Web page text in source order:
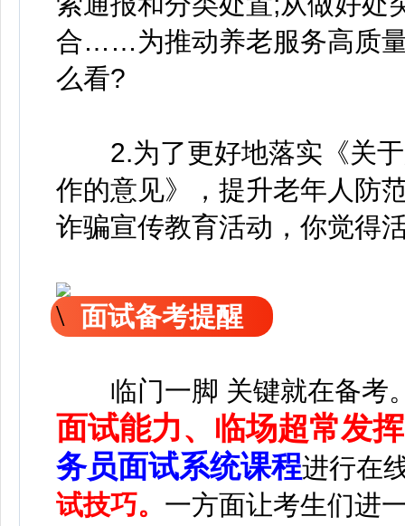
合……为推动养老服务高质
么看?
2.为了更好地落实《关于
作的意见》，提升老年人防
诈骗宣传教育活动，你觉得
面试备考提醒
临门一脚 关键就在备考
面试能力、临场超常发
务员面试系统课程进行在
试技巧。 一方面让考生们进